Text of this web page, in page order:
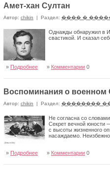
Амет-хан Султан
Автор: chikin | Раздел: ���� �
Однажды обнаружил в
свастикой. И сказал
» Подробнее » Комментарии 0
Воспоминания о военном
Автор: chikin | Раздел: ��������
Не согласна со
Секрет вечной юности
с высоты жизненного
насаждаемо.
» Подробнее » Комментарии 0